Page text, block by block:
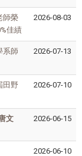
師榮
佳績
2026-08-03
系師
2026-07-13
田野
2026-07-10
文
2026-06-15
2026-06-10